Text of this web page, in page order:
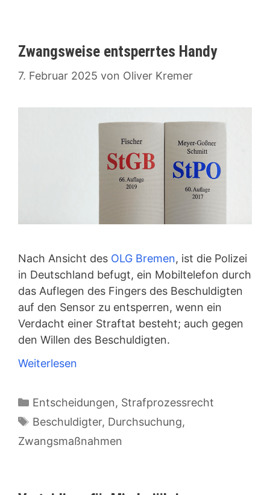
Zwangsweise entsperrtes Handy
7. Februar 2025 von Oliver Kremer
Nach Ansicht des OLG Bremen, ist die Polizei
in Deutschland befugt, ein Mobiltelefon durch
das Auflegen des Fingers des Beschuldigten
auf den Sensor zu entsperren, wenn ein
Verdacht einer Straftat besteht; auch gegen
den Willen des Beschuldigten.
Weiterlesen
Kategorien
Entscheidungen, Strafprozessrecht
Schlagwörter
Beschuldigter, Durchsuchung,
Zwangsmaßnahmen